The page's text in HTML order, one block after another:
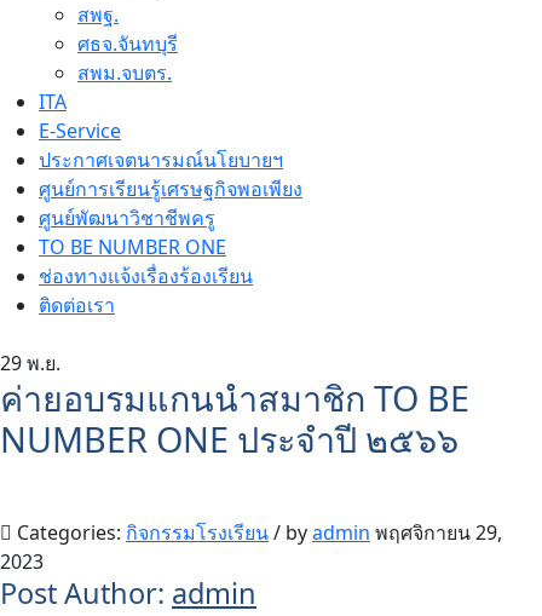
สพฐ.
ศธจ.จันทบุรี
สพม.จบตร.
ITA
E-Service
ประกาศเจตนารมณ์นโยบายฯ
ศูนย์การเรียนรู้เศรษฐกิจพอเพียง
ศูนย์พัฒนาวิชาชีพครู
TO BE NUMBER ONE
ช่องทางแจ้งเรื่องร้องเรียน
ติดต่อเรา
29พ.ย.
ค่ายอบรมแกนนำสมาชิก TO BE
NUMBER ONE ประจำปี ๒๕๖๖
Categories: กิจกรรมโรงเรียน/ byadmin พฤศจิกายน 29,
2023
Post Author: admin